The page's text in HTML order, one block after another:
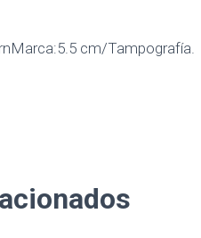
cm/Tampografía.